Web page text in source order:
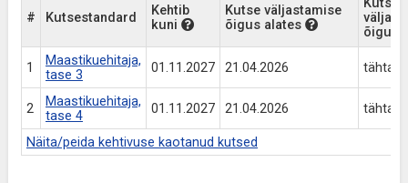
# Kutsestandard
Kehtib
kuni
Kutse väljastamise
õigus alates
Kutse
õigus
1
Maastikuehitaja,
tase 3
01.11.2027 21.04.2026
2
Maastikuehitaja,
tase 4
01.11.2027 21.04.2026
Näita/peida kehtivuse kaotanud kutsed